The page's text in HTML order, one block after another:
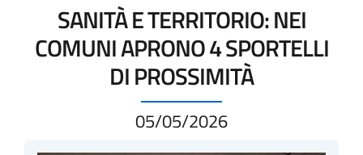
SANITÀ E TERRITORIO: NEI
COMUNI APRONO 4 SPORTELLI
DI PROSSIMITÀ
05/05/2026